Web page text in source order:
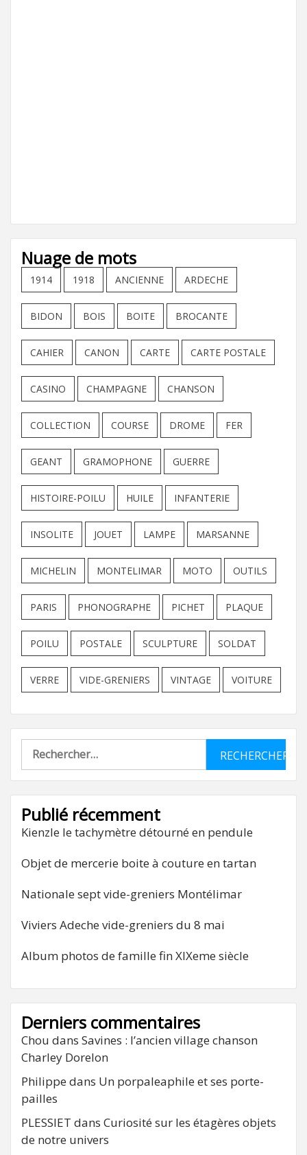
Nuage de mots
1914 1918 ANCIENNE ARDECHE
BIDON BOIS BOITE BROCANTE
CAHIER CANON CARTE CARTE POSTALE
CASINO CHAMPAGNE CHANSON
COLLECTION COURSE DROME FER
GEANT GRAMOPHONE GUERRE
HISTOIRE-POILU HUILE INFANTERIE
INSOLITE JOUET LAMPE MARSANNE
MICHELIN MONTELIMAR MOTO OUTILS
PARIS PHONOGRAPHE PICHET PLAQUE
POILU POSTALE SCULPTURE SOLDAT
VERRE VIDE-GRENIERS VINTAGE VOITURE
Rechercher :
Publié récemment
Kienzle le tachymètre détourné en pendule
Objet de mercerie boite à couture en tartan
Nationale sept vide-greniers Montélimar
Viviers Adeche vide-greniers du 8 mai
Album photos de famille fin XIXeme siècle
Derniers commentaires
Chou dans Savines : l’ancien village chanson
Charley Dorelon
Philippe dans Un porpaleaphile et ses porte-
pailles
PLESSIET dans Curiosité sur les étagères objets
de notre univers